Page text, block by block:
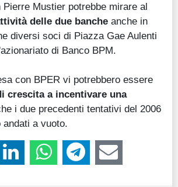
Pierre Mustier potrebbe mirare al
delle due banche anche in
diversi soci di Piazza Gae Aulenti
di Banco BPM.
con BPER vi potrebbero essere
crescita a incentivare una
i due precedenti tentativi del 2006
andati a vuoto.